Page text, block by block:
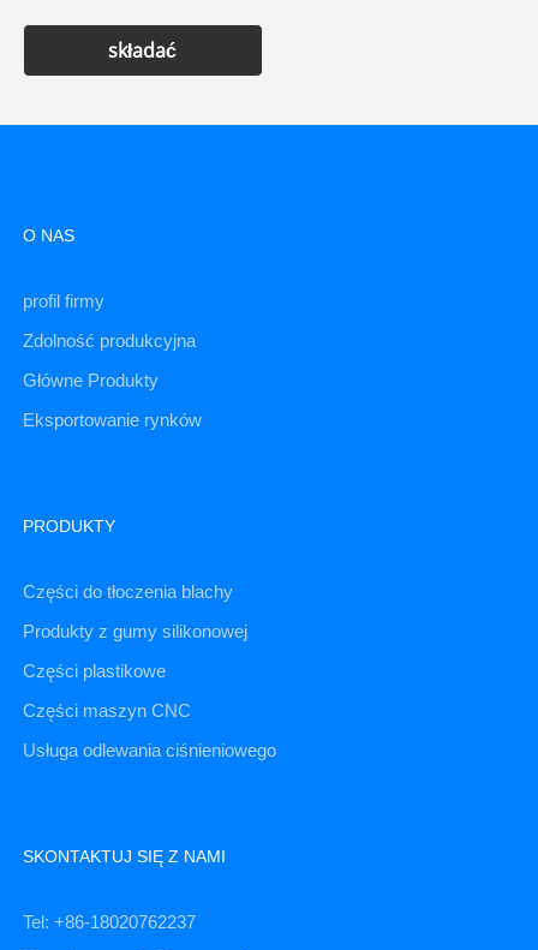
składać
O NAS
profil firmy
Zdolność produkcyjna
Główne Produkty
Eksportowanie rynków
PRODUKTY
Części do tłoczenia blachy
Produkty z gumy silikonowej
Części plastikowe
Części maszyn CNC
Usługa odlewania ciśnieniowego
SKONTAKTUJ SIĘ Z NAMI
Tel: +86-18020762237